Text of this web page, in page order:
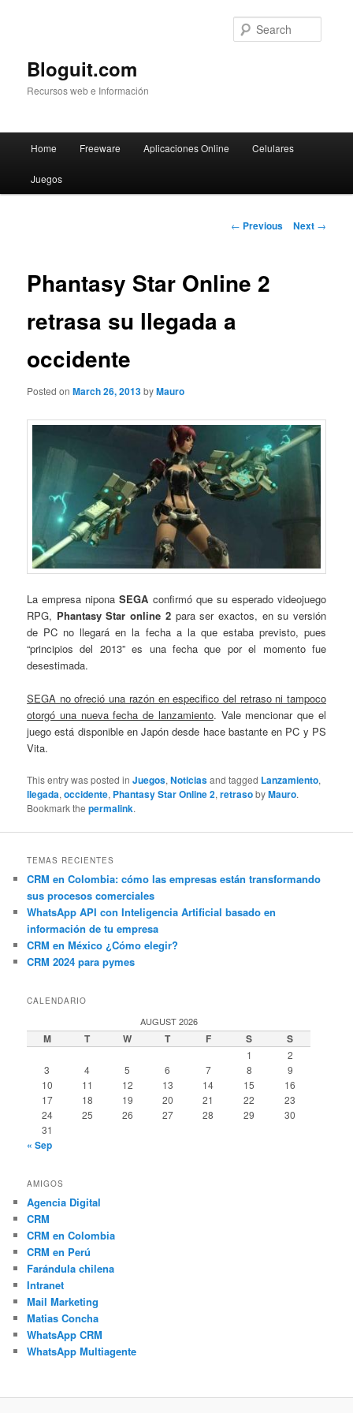
Bloguit.com
Recursos web e Información
Skip
to
Home Freeware Aplicaciones Online Celulares
Juegos
Post
← Previous Next →
Phantasy Star Online 2
retrasa su llegada a
occidente
Posted onMarch 26, 2013byMauro
La empresa niponaSEGA confirmó que su esperado videojuego
RPG, Phantasy Star online 2para ser exactos, en su versión
de PC no llegará en la fecha a la que estaba previsto, pues
“principios del 2013” es una fecha que por el momento fue
desestimada.
SEGA no ofreció una razón en especifico del retraso ni tampoco
otorgó una nueva fecha de lanzamiento. Vale mencionar que el
juego está disponible en Japón desde hace bastante en PC y PS
Vita.
This entry was posted inJuegos,Noticiasand tagged Lanzamiento,
llegada,occidente, Phantasy Star Online 2,retrasobyMauro.
Bookmark thepermalink.
TEMAS RECIENTES
CRM en Colombia: cómo las empresas están transformando
sus procesos comerciales
WhatsApp API con Inteligencia Artificial basado en
información de tu empresa
CRM en México ¿Cómo elegir?
CRM 2024 para pymes
CALENDARIO
AUGUST 2026
M T W T F S S
1
2
3
4 5 6 7 8
9
10
11 12 13 14 15
16
17
18 19 20 21 22
23
24
25 26 27 28 29
30
31
« Sep
AMIGOS
Agencia Digital
CRM
CRM en Colombia
CRM en Perú
Farándula chilena
Intranet
Mail Marketing
Matias Concha
WhatsApp CRM
WhatsApp Multiagente